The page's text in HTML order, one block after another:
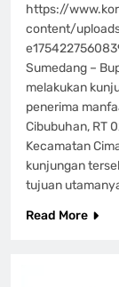
https://
content/
Sumedang –
melakukan
penerima
Cibubuhan, RT
Kecamatan
kunjungan
tujuan
Read More